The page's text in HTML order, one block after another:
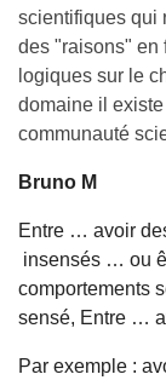
scientifiques qui
des "raisons" en
logiques sur le
domaine il
communauté
Bruno M
Entre … avoir
insensés … ou
comportements
sensé, Entre …
Par exemple :